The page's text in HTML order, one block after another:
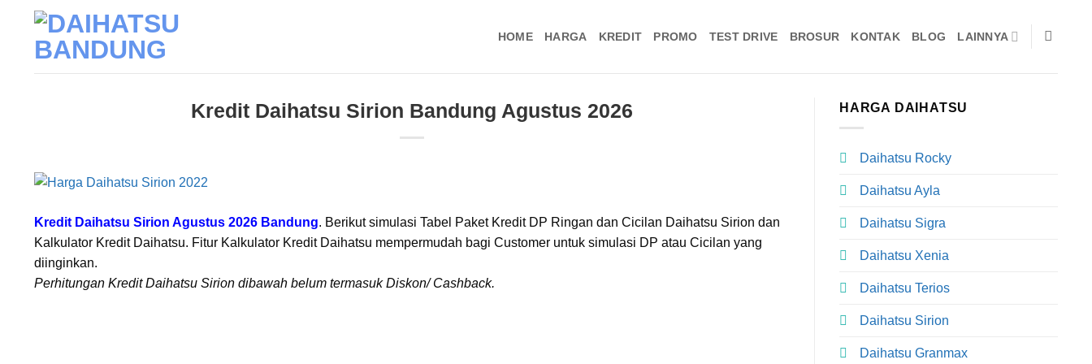
content
HOME HARGA KREDIT PROMO TEST DRIVE BROSUR KONTAK BLOG LAINNYA
Kredit Daihatsu Sirion Bandung Agustus 2026
Kredit Daihatsu Sirion Agustus 2026 Bandung. Berikut simulasi Tabel Paket Kredit DP Ringan dan Cicilan Daihatsu Sirion dan
Kalkulator Kredit Daihatsu. Fitur Kalkulator Kredit Daihatsu mempermudah bagi Customer untuk simulasi DP atau Cicilan yang
diinginkan.
Perhitungan Kredit Daihatsu Sirion dibawah belum termasuk Diskon/ Cashback.
HARGA DAIHATSU
Daihatsu Rocky
Daihatsu Ayla
Daihatsu Sigra
Daihatsu Xenia
Daihatsu Terios
Daihatsu Sirion
Daihatsu Granmax